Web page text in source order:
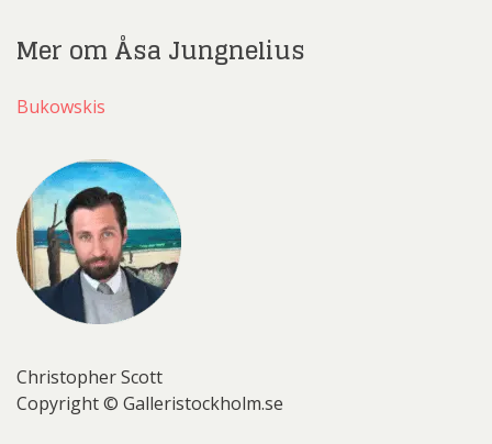
Mer om Åsa Jungnelius
Bukowskis
Christopher Scott
Copyright © Galleristockholm.se